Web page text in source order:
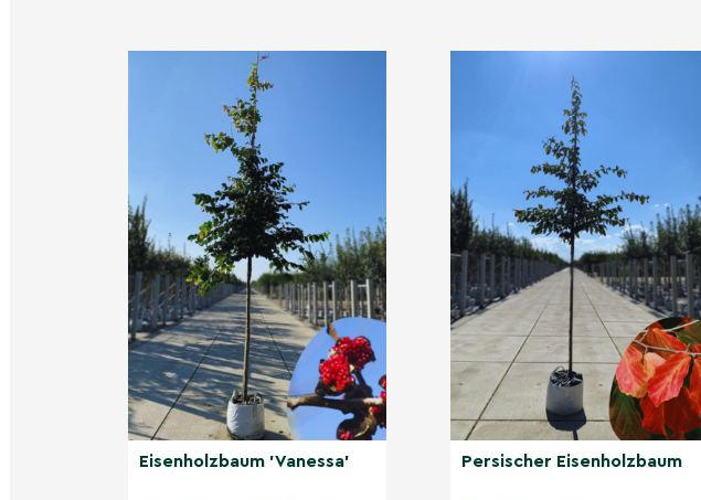
leuchtenden Farben erstrahlen. Im Winter zeigt die schälende Rinde ihre
volle Pracht und bietet einen faszinierenden Anblick.
Nicht gefunden, was Sie gesucht haben?
Entdecken Sie unsere weiteren Kategorien
Andere Kategorien
Alleebäume
Eisenholzbaum 'Vanessa' Persischer Eisenholzbaum